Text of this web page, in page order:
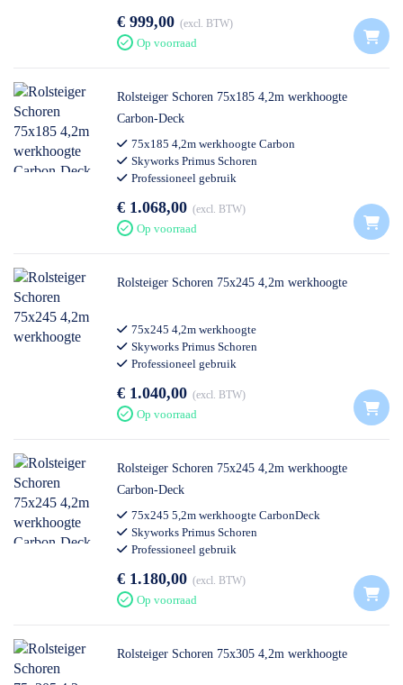
€ 999,00 excl. BTW
Op voorraad
Rolsteiger Schoren 75x185 4,2m werkhoogte
Carbon-Deck
75x185 4,2m werkhoogte Carbon
Skyworks Primus Schoren
Professioneel gebruik
€ 1.068,00 excl. BTW
Op voorraad
Rolsteiger Schoren 75x245 4,2m werkhoogte
75x245 4,2m werkhoogte
Skyworks Primus Schoren
Professioneel gebruik
€ 1.040,00 excl. BTW
Op voorraad
Rolsteiger Schoren 75x245 4,2m werkhoogte
Carbon-Deck
75x245 5,2m werkhoogte CarbonDeck
Skyworks Primus Schoren
Professioneel gebruik
€ 1.180,00 excl. BTW
Op voorraad
Rolsteiger Schoren 75x305 4,2m werkhoogte